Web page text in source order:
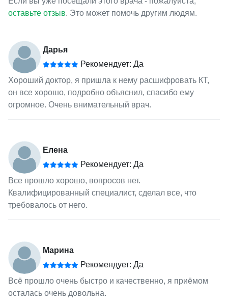
оставьте отзыв. Это может помочь другим людям.
Дарья
Рекомендует: Да
Хороший доктор, я пришла к нему расшифровать КТ,
он все хорошо, подробно объяснил, спасибо ему
огромное. Очень внимательный врач.
Елена
Рекомендует: Да
Все прошло хорошо, вопросов нет.
Квалифицированный специалист, сделал все, что
требовалось от него.
Марина
Рекомендует: Да
Всё прошло очень быстро и качественно, я приёмом
осталась очень довольна.